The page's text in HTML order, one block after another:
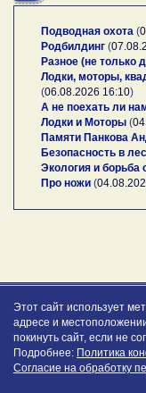
Подводная охота (
Родбилдинг (
Разное (не только
Лодки, моторы,
(06.08.2026 16:10)
А не поехать ли
Лодки и Моторы (
Памяти Панкова
Безопасность в
Экология и борьба
Про ножи (
Этот сайт использует
адресе и
покинуть сайт, если не
Подробнее: Политика
Согласие на обработку